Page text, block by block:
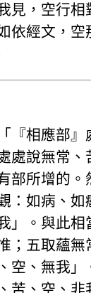
見，空行相
依經文，空
『相應部』
處說無常、
部所增的。
：如病、如
」。與此相
；五取蘊無
空、無我
苦、空、非